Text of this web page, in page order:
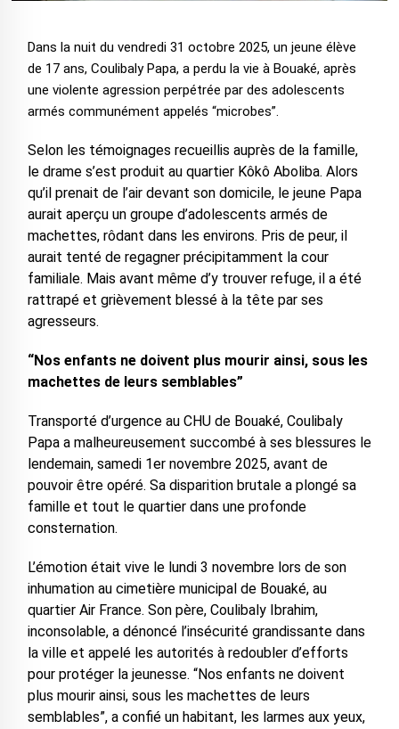
Dans la nuit du vendredi 31 octobre 2025, un jeune élève
de 17 ans, Coulibaly Papa, a perdu la vie à Bouaké, après
une violente agression perpétrée par des adolescents
armés communément appelés “microbes”.
Selon les témoignages recueillis auprès de la famille,
le drame s’est produit au quartier Kôkô Aboliba. Alors
qu’il prenait de l’air devant son domicile, le jeune Papa
aurait aperçu un groupe d’adolescents armés de
machettes, rôdant dans les environs. Pris de peur, il
aurait tenté de regagner précipitamment la cour
familiale. Mais avant même d’y trouver refuge, il a été
rattrapé et grièvement blessé à la tête par ses
agresseurs.
“Nos enfants ne doivent plus mourir ainsi, sous les
machettes de leurs semblables”
Transporté d’urgence au CHU de Bouaké, Coulibaly
Papa a malheureusement succombé à ses blessures le
lendemain, samedi 1er novembre 2025, avant de
pouvoir être opéré. Sa disparition brutale a plongé sa
famille et tout le quartier dans une profonde
consternation.
L’émotion était vive le lundi 3 novembre lors de son
inhumation au cimetière municipal de Bouaké, au
quartier Air France. Son père, Coulibaly Ibrahim,
inconsolable, a dénoncé l’insécurité grandissante dans
la ville et appelé les autorités à redoubler d’efforts
pour protéger la jeunesse. “Nos enfants ne doivent
plus mourir ainsi, sous les machettes de leurs
semblables”, a confié un habitant, les larmes aux yeux,